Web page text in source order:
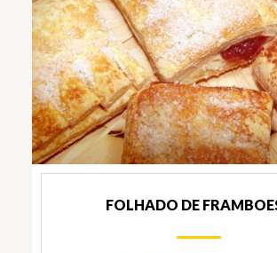
FOLHADO DE